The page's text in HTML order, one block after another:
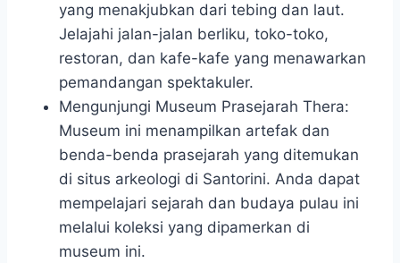
yang menakjubkan dari tebing dan laut.
Jelajahi jalan-jalan berliku, toko-toko,
restoran, dan kafe-kafe yang menawarkan
pemandangan spektakuler.
Mengunjungi Museum Prasejarah Thera:
Museum ini menampilkan artefak dan
benda-benda prasejarah yang ditemukan
di situs arkeologi di Santorini. Anda dapat
mempelajari sejarah dan budaya pulau ini
melalui koleksi yang dipamerkan di
museum ini.